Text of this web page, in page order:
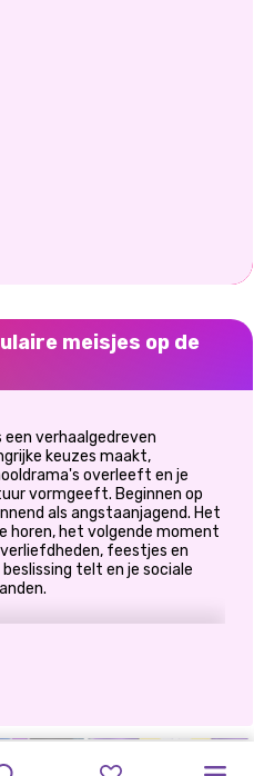
meisjes op de
een verhaalgedreven
keuzes maakt,
overleeft en je
vormgeeft. Beginnen op
als angstaanjagend. Het
horen, het volgende moment
feestjes en
telt en je sociale
reageert.
ELLIE